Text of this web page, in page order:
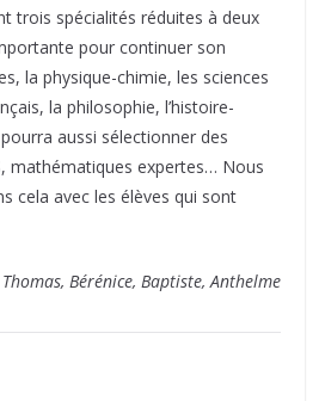
trois spécialités réduites à deux
pour continuer son
la physique-chimie, les sciences
la philosophie, l’histoire-
aussi sélectionner des
mathématiques expertes… Nous
cela avec les élèves qui sont
Bérénice, Baptiste, Anthelme